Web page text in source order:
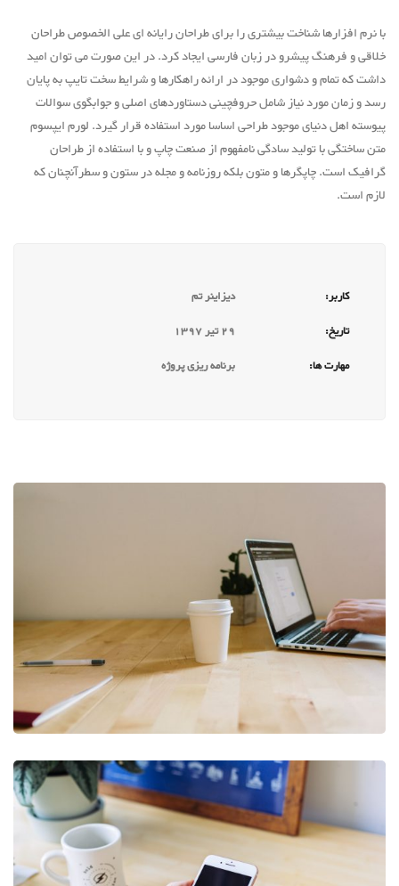
با نرم افزارها شناخت بیشتری را برای طراحان رایانه ای علی الخصوص طراحان
خلاقی و فرهنگ پیشرو در زبان فارسی ایجاد کرد. در این صورت می توان امید
داشت که تمام و دشواری موجود در ارائه راهکارها و شرایط سخت تایپ به پایان
رسد و زمان مورد نیاز شامل حروفچینی دستاوردهای اصلی و جوابگوی سوالات
پیوسته اهل دنیای موجود طراحی اساسا مورد استفاده قرار گیرد. لورم ایپسوم
متن ساختگی با تولید سادگی نامفهوم از صنعت چاپ و با استفاده از طراحان
گرافیک است. چاپگرها و متون بلکه روزنامه و مجله در ستون و سطرآنچنان که
لازم است.
کاربر:
دیزاینر تم
تاریخ:
29 تیر 1397
مهارت ها:
برنامه ریزی پروژه